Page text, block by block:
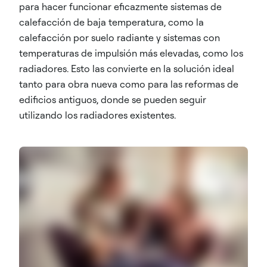
para hacer funcionar eficazmente sistemas de
calefacción de baja temperatura, como la
calefacción por suelo radiante y sistemas con
temperaturas de impulsión más elevadas, como los
radiadores. Esto las convierte en la solución ideal
tanto para obra nueva como para las reformas de
edificios antiguos, donde se pueden seguir
utilizando los radiadores existentes.